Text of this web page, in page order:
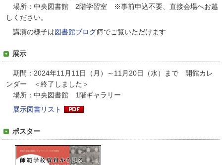
場所：中央図書館 2階学習室 ※事前申込不要、直接会場へお越
しください。
講演の様子は図書館ブログ でご覧いただけます
展示
期間：2024年11月11日（月）～11月20日（水）まで 開館カレ
ンダー ＜終了しました＞
場所：中央図書館 1階ギャラリー
展示図書リスト
ポスター